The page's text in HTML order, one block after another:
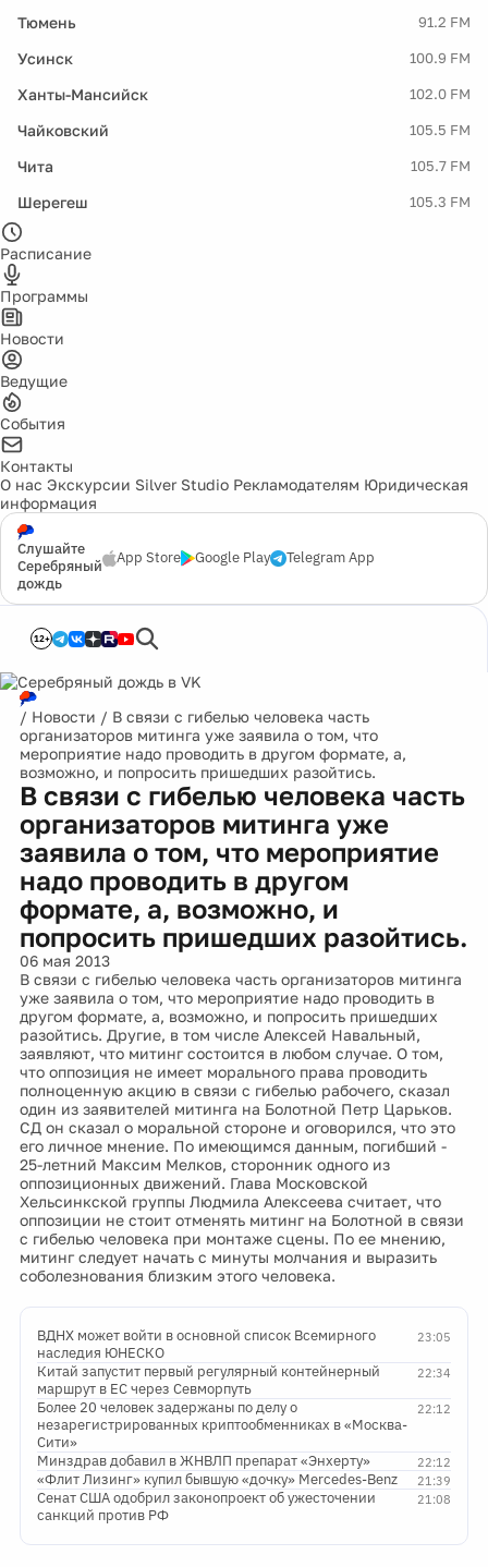
Тюмень 91.2 FM
Усинск 100.9 FM
Ханты-Мансийск 102.0 FM
Чайковский 105.5 FM
Чита 105.7 FM
Шерегеш 105.3 FM
Расписание
Программы
Новости
Ведущие
События
Контакты
О нас Экскурсии Silver Studio Рекламодателям Юридическая
информация
Слушайте
Серебряный
дождь
App Store Google Play Telegram App
12+
/ Новости / В связи с гибелью человека часть
организаторов митинга уже заявила о том, что
мероприятие надо проводить в другом формате, а,
возможно, и попросить пришедших разойтись.
В связи с гибелью человека часть
организаторов митинга уже
заявила о том, что мероприятие
надо проводить в другом
формате, а, возможно, и
попросить пришедших разойтись.
06 мая 2013
В связи с гибелью человека часть организаторов митинга
уже заявила о том, что мероприятие надо проводить в
другом формате, а, возможно, и попросить пришедших
разойтись. Другие, в том числе Алексей Навальный,
заявляют, что митинг состоится в любом случае. О том,
что оппозиция не имеет морального права проводить
полноценную акцию в связи с гибелью рабочего, сказал
один из заявителей митинга на Болотной Петр Царьков.
СД он сказал о моральной стороне и оговорился, что это
его личное мнение. По имеющимся данным, погибший -
25-летний Максим Мелков, сторонник одного из
оппозиционных движений. Глава Московской
Хельсинкской группы Людмила Алексеева считает, что
оппозиции не стоит отменять митинг на Болотной в связи
с гибелью человека при монтаже сцены. По ее мнению,
митинг следует начать с минуты молчания и выразить
соболезнования близким этого человека.
23:05
ВДНХ может войти в основной список Всемирного
наследия ЮНЕСКО
22:34
Китай запустит первый регулярный контейнерный
маршрут в ЕС через Севморпуть
22:12
Более 20 человек задержаны по делу о
незарегистрированных криптообменниках в «Москва-
Сити»
22:12
Минздрав добавил в ЖНВЛП препарат «Энхерту»
21:39
«Флит Лизинг» купил бывшую «дочку» Mercedes-Benz
21:08
Сенат США одобрил законопроект об ужесточении
санкций против РФ